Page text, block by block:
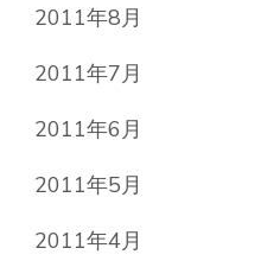
2011年8月
2011年7月
2011年6月
2011年5月
2011年4月